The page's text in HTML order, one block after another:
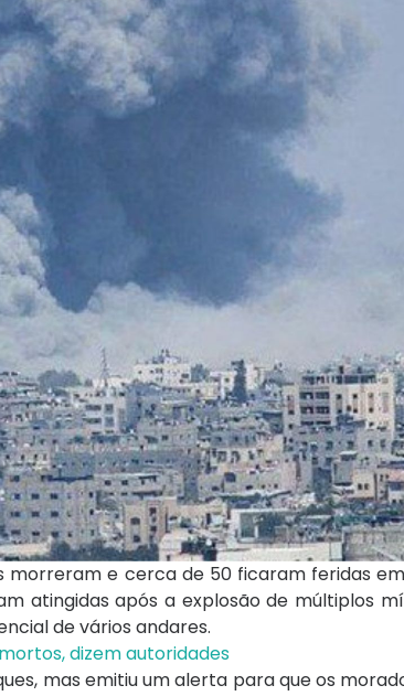
morreram e cerca de 50 ficaram feridas
atingidas após a explosão de múltiplos
de vários andares.
dizem autoridades
mas emitiu um alerta para que os